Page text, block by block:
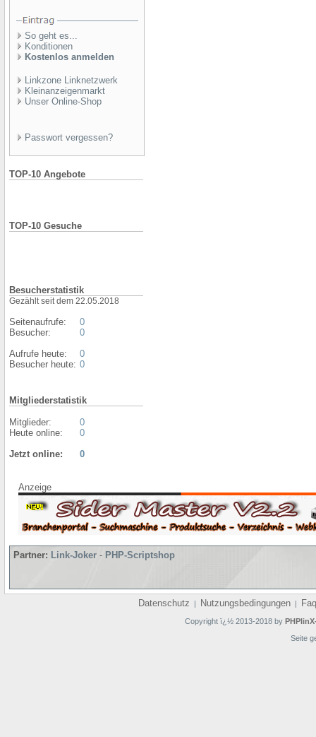
So geht es...
Konditionen
Kostenlos anmelden
Linkzone Linknetzwerk
Kleinanzeigenmarkt
Unser Online-Shop
Passwort vergessen?
TOP-10 Angebote
TOP-10 Gesuche
Besucherstatistik
Gezählt seit dem 22.05.2018
Seitenaufrufe:
Besucher:
Aufrufe heute:
Besucher heute:
0
0
0
0
Mitgliederstatistik
Mitglieder:
Heute online:
0
0
Jetzt online:
0
Anzeige
Partner: Link-Joker - PHP-Scriptshop
Datenschutz | Nutzungsbedingungen | Faq
Copyright ï¿½ 2013-2018 by
Seite